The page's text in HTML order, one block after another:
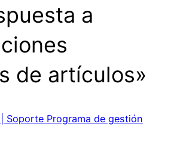
a
de artículos»
Soporte Programa de gestión